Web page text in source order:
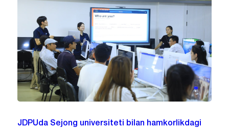
JDPUda Sejong universiteti bilan hamkorlikdagi